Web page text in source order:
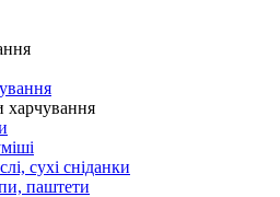
харчування
сухі сніданки
паштети